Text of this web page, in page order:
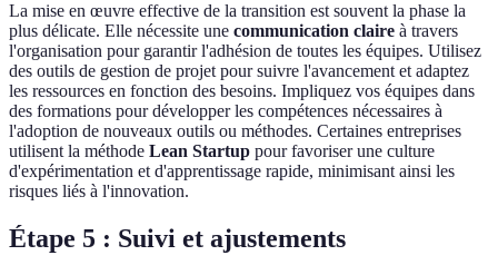
La mise en œuvre effective de la transition est souvent la phase la
plus délicate. Elle nécessite une communication claire à travers
l'organisation pour garantir l'adhésion de toutes les équipes. Utilisez
des outils de gestion de projet pour suivre l'avancement et adaptez
les ressources en fonction des besoins. Impliquez vos équipes dans
des formations pour développer les compétences nécessaires à
l'adoption de nouveaux outils ou méthodes. Certaines entreprises
utilisent la méthode Lean Startup pour favoriser une culture
d'expérimentation et d'apprentissage rapide, minimisant ainsi les
risques liés à l'innovation.
Étape 5 : Suivi et ajustements